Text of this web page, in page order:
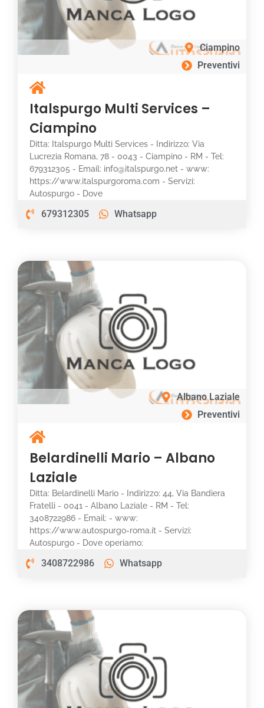
Ciampino
Preventivi
Italspurgo Multi Services –
Ciampino
Ditta: Italspurgo Multi Services - Indirizzo: Via
Lucrezia Romana, 78 - 0043 - Ciampino - RM - Tel:
679312305 - Email: info@italspurgo.net - www:
https://www.italspurgoroma.com - Servizi:
Autospurgo - Dove
679312305 Whatsapp
Albano Laziale
Preventivi
Belardinelli Mario – Albano
Laziale
Ditta: Belardinelli Mario - Indirizzo: 44, Via Bandiera
Fratelli - 0041 - Albano Laziale - RM - Tel:
3408722986 - Email: - www:
https://www.autospurgo-roma.it - Servizi:
Autospurgo - Dove operiamo:
3408722986 Whatsapp